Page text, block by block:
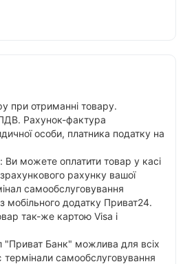
при отриманні товару.
ПДВ. Рахунок-фактура
особи, платника податку на
Ви можете оплатити товар у касі
рахунку вашої
самообслуговування
мобільного додатку Приват24.
так-же картою Visa і
"Приват Банк" можлива для всіх
термінали самообслуговування